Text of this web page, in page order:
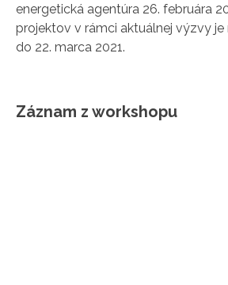
energetická agentúra 26. februára
projektov v rámci aktuálnej výzvy
do 22. marca 2021.
Záznam z workshopu